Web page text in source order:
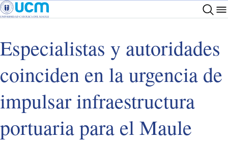
Especialistas y autoridades
coinciden en la urgencia de
impulsar infraestructura
portuaria para el Maule